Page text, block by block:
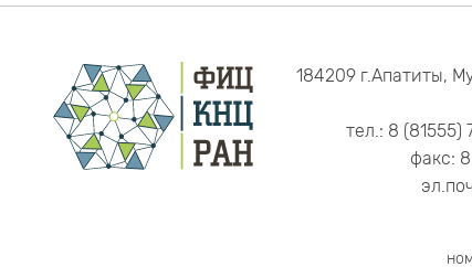
184209 г.Апатиты,
тел.: 8
факс: